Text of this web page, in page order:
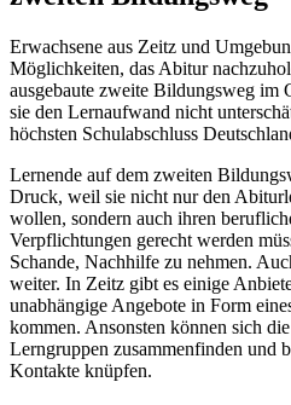
Erwachsene aus Zeitz und
Möglichkeiten, das Abitur
ausgebaute zweite Bildungsweg im
sie den Lernaufwand nicht
höchsten Schulabschluss
Lernende auf dem zweiten
Druck, weil sie nicht nur den
wollen, sondern auch ihren
Verpflichtungen gerecht werden
Schande, Nachhilfe zu nehmen.
weiter. In Zeitz gibt es einige
unabhängige Angebote in Form
kommen. Ansonsten können sich
Lerngruppen zusammenfinden und
Kontakte knüpfen.